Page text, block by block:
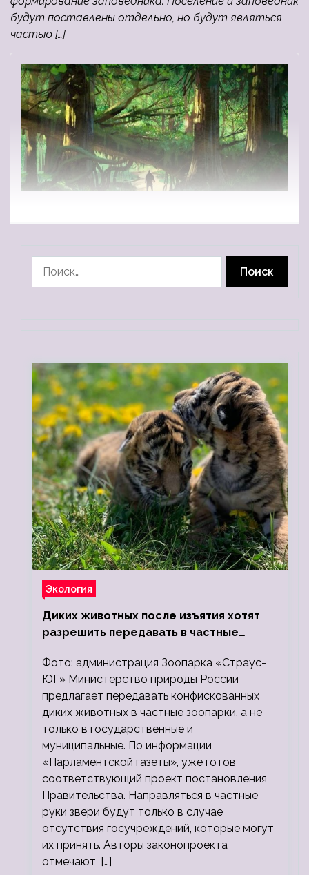
будут поставлены отдельно, но будут являться
частью […]
Экология
Диких животных после изъятия хотят
разрешить передавать в частные
Фото: администрация Зоопарка «Страус-
ЮГ» Министерство природы России
предлагает передавать конфискованных
диких животных в частные зоопарки, а не
только в государственные и
муниципальные. По информации
«Парламентской газеты», уже готов
соответствующий проект постановления
Правительства. Направляться в частные
руки звери будут только в случае
отсутствия госучреждений, которые могут
их принять. Авторы законопроекта
отмечают, […]